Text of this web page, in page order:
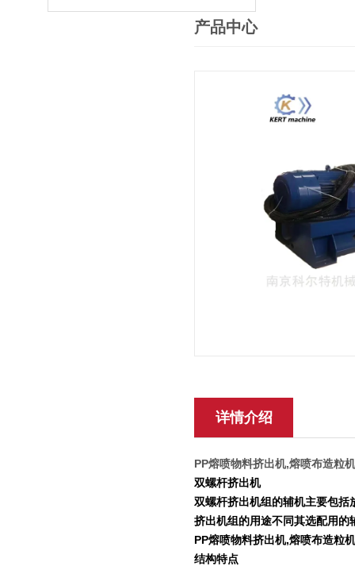
产品中心
详情介绍
PP熔喷物料挤出机,熔喷布造粒
双螺杆挤出机
双螺杆挤出机组的辅机主要包
挤出机组的用途不同其选配用
PP熔喷物料挤出机,熔喷布造粒
结构特点